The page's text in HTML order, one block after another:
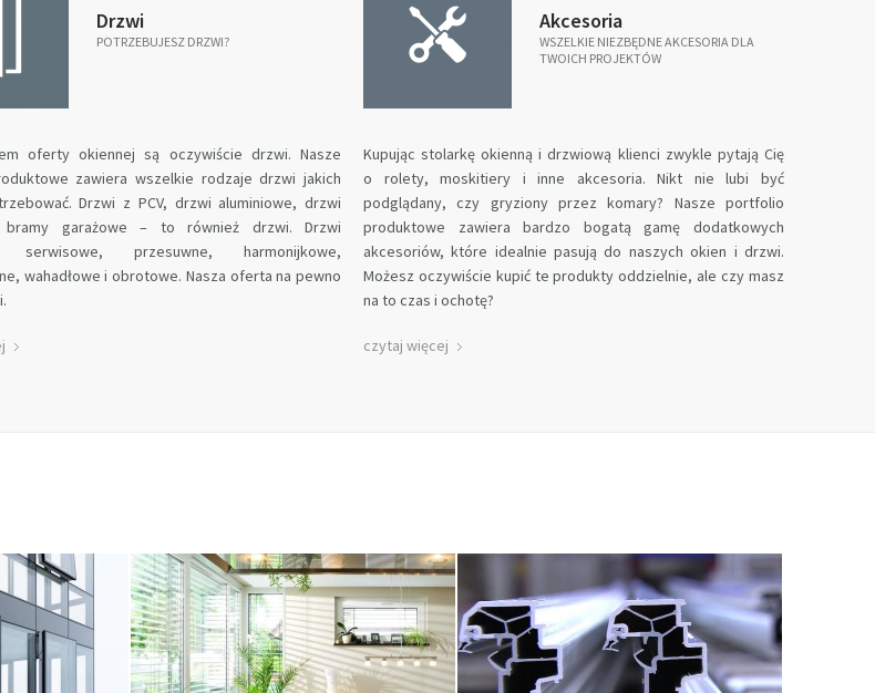
Drzwi
POTRZEBUJESZ DRZWI?
oferty okiennej są oczywiście drzwi. Nasze
zawiera wszelkie rodzaje drzwi jakich
Drzwi z PCV, drzwi aluminiowe, drzwi
bramy garażowe – to również drzwi. Drzwi
serwisowe, przesuwne, harmonijkowe,
wahadłowe i obrotowe. Nasza oferta na pewno
Akcesoria
WSZELKIE NIEZBĘDNE AKCESORIA DLA
TWOICH PROJEKTÓW
Kupując stolarkę okienną i drzwiową klienci zwykle pytają Cię
o rolety, moskitiery i inne akcesoria. Nikt nie lubi być
podglądany, czy gryziony przez komary? Nasze portfolio
produktowe zawiera bardzo bogatą gamę dodatkowych
akcesoriów, które idealnie pasują do naszych okien i drzwi.
Możesz oczywiście kupić te produkty oddzielnie, ale czy masz
na to czas i ochotę?
czytaj więcej